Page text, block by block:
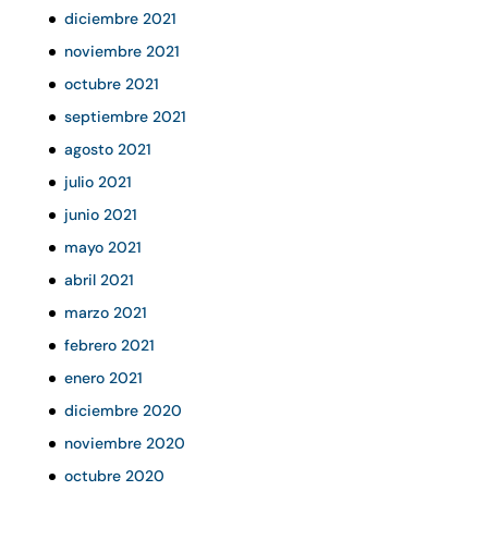
diciembre 2021
noviembre 2021
octubre 2021
septiembre 2021
agosto 2021
julio 2021
junio 2021
mayo 2021
abril 2021
marzo 2021
febrero 2021
enero 2021
diciembre 2020
noviembre 2020
octubre 2020